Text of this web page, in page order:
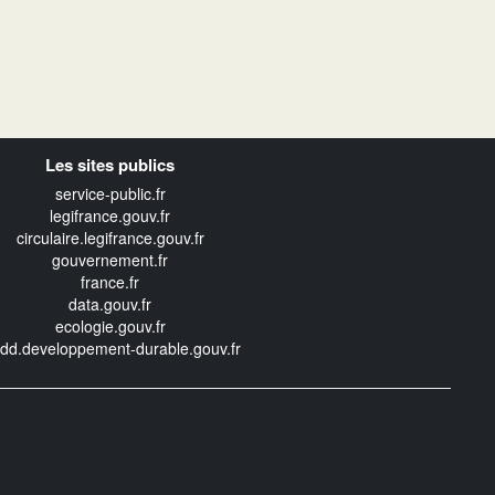
Les sites publics
service-public.fr
legifrance.gouv.fr
circulaire.legifrance.gouv.fr
gouvernement.fr
france.fr
data.gouv.fr
ecologie.gouv.fr
durable.gouv.fr